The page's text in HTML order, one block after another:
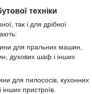
техніки
так і для дрібної
для пральних машин,
духових шаф і інших
для пилососів, кухонних
пристроїв.